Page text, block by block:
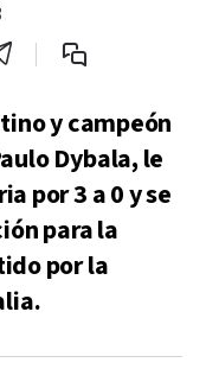
y campeón
Dybala, le
por 3 a 0 y se
para la
por la